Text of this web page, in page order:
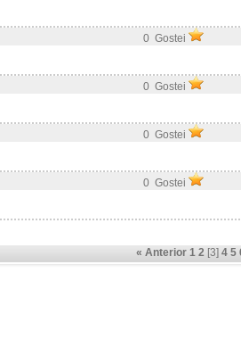
0 Gostei
0 Gostei
0 Gostei
0 Gostei
« Anterior 1 2 [3] 4 5